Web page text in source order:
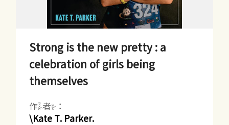
Strong is the new pretty : a
celebration of girls being
themselves
作者：
\Kate T. Parker.